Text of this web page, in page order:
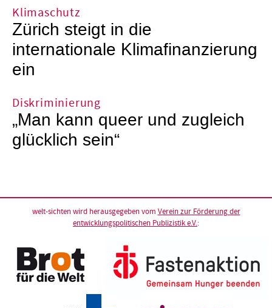
Klimaschutz
Zürich steigt in die
internationale Klimafinanzierung
ein
Diskriminierung
„Man kann queer und zugleich
glücklich sein“
welt-sichten wird herausgegeben vom Verein zur Förderung der
entwicklungspolitischen Publizistik e.V.: